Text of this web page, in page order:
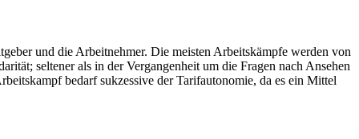
und die Arbeitnehmer. Die meisten Arbeitskämpfe werden von
seltener als in der Vergangenheit um die Fragen nach Ansehen
bedarf sukzessive der Tarifautonomie, da es ein Mittel